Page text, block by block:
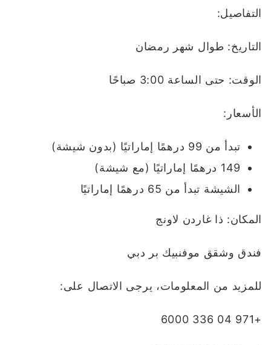
التفاصيل:
التاريخ: طوال شهر رمضان
الوقت: حتى الساعة 3:00 صباحًا
الأسعار:
تبدأ من 99 درهمًا إماراتيًا (بدون شيشة)
149 درهمًا إماراتيًا (مع شيشة)
الشيشة تبدأ من 65 درهمًا إماراتيًا
المكان: ذا غاردن لاونج
فندق وشقق موفنبيك بر دبي
للمزيد من المعلومات، يرجى الاتصال على:
+971 04 336 6000